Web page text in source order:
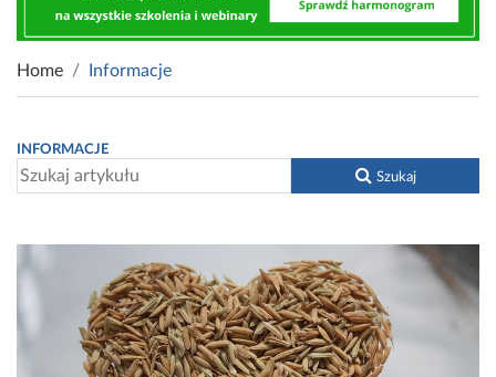
Home Informacje
INFORMACJE
Szukaj